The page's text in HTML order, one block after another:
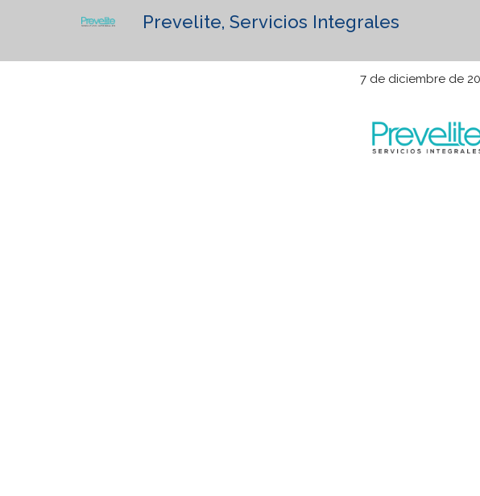
Prevelite, Servicios Integrales
7 de diciembre de
Lorem Ipsum has been the industry's standard